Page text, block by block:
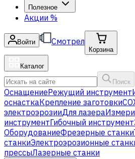
Полезное
Акции %
Войти Смотрел
Корзина
Каталог
Поиск
ОснащениеРежущий инструмент
оснасткаКрепление заготовки
электроэрозииДля лазера
инструментГибочный инструмент
ОборудованиеФрезерные станки
станкиЭлектроэрозионные
прессыЛазерные станки